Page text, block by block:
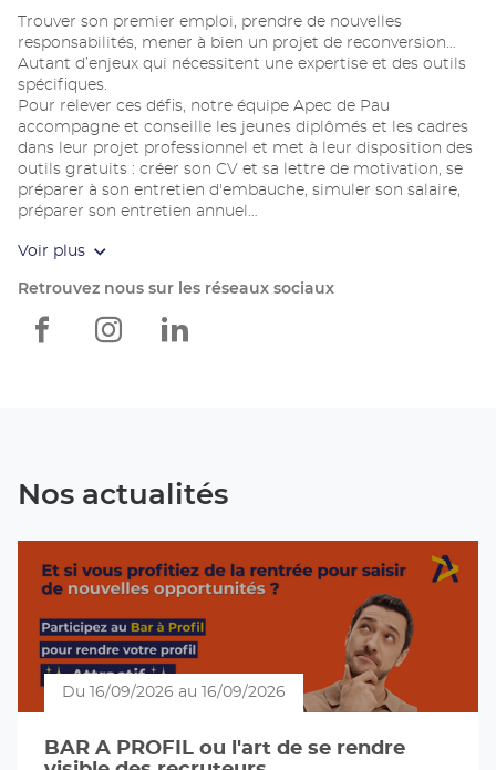
Trouver son premier emploi, prendre de nouvelles
responsabilités, mener à bien un projet de reconversion…
Autant d’enjeux qui nécessitent une expertise et des outils
spécifiques.
Pour relever ces défis, notre équipe Apec de Pau
accompagne et conseille les jeunes diplômés et les cadres
dans leur projet professionnel et met à leur disposition des
outils gratuits : créer son CV et sa lettre de motivation, se
préparer à son entretien d'embauche, simuler son salaire,
préparer son entretien annuel…
web ateliers, conférences, forums et webinaires !
Voir plus
Retrouvez nous sur les réseaux sociaux
ApecApecApec
Nos actualités
Du 16/09/2026 au 16/09/2026
BAR A PROFIL ou l'art de se rendre